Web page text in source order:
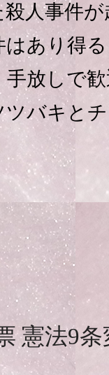
人事件
あり得
放しで
バキと
憲法9